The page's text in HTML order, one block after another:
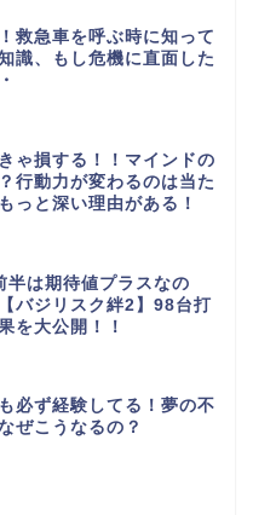
救急車を呼ぶ時に知って
識、もし危機に直面した
ゃ損する！！マインドの
行動力が変わるのは当た
っと深い理由がある！
半は期待値プラスなの
バジリスク絆2】98台打
を大公開！！
必ず経験してる！夢の不
ぜこうなるの？